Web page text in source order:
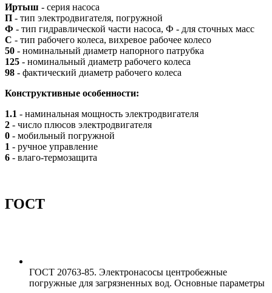
Иртыш - серия насоса
П - тип электродвигателя, погружной
Ф - тип гидравлической части насоса, Ф - для сточных масс
С - тип рабочего колеса, вихревое рабочее колесо
50 - номинальный диаметр напорного патрубка
125 - номинальный диаметр рабочего колеса
98 - фактический диаметр рабочего колеса
Конструктивные особенности:
1.1 - наминальная мощность электродвигателя
2 - число плюсов электродвигателя
0 - мобильный погружной
1 - ручное управление
6 - влаго-термозащита
ГОСТ
ГОСТ 20763-85. Электронасосы центробежные
погружные для загрязненных вод. Основные параметры